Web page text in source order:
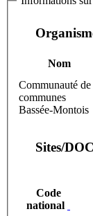
Nom
Communauté de
communes
Bassée-Montois
Sites/
Code
national